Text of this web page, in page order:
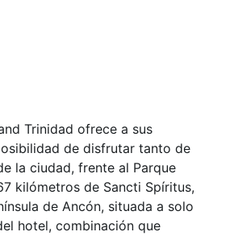
Trinidad ofrece a sus
de disfrutar tanto de
la ciudad, frente al Parque
kilómetros de Sancti Spíritus,
de Ancón, situada a solo
hotel, combinación que